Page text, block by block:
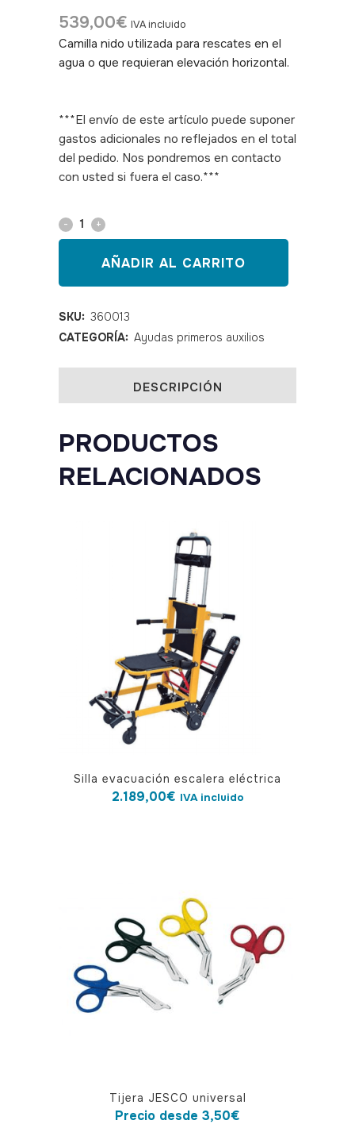
539,00€ IVA incluido
Camilla nido utilizada para rescates en el
agua o que requieran elevación horizontal.
***El envío de este artículo puede suponer
gastos adicionales no reflejados en el total
del pedido. Nos pondremos en contacto
con usted si fuera el caso.***
Camilla
con
arnés
quantity
AÑADIR AL CARRITO
SKU: 360013
CATEGORÍA: Ayudas primeros auxilios
DESCRIPCIÓN
PRODUCTOS
RELACIONADOS
Silla evacuación escalera eléctrica
2.189,00€ IVA incluido
Tijera JESCO universal
Precio desde 3,50€